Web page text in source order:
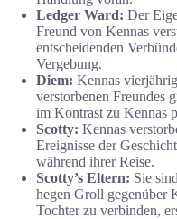
Ledger Ward: Der
Freund von Kennas
entscheidenden
Vergebung.
Diem: Kennas
verstorbenen Freundes
im Kontrast zu Kennas
Scotty: Kennas
Ereignisse der
während ihrer Reise.
Scotty’s Eltern: Sie
hegen Groll gegenüber
Tochter zu verbinden,